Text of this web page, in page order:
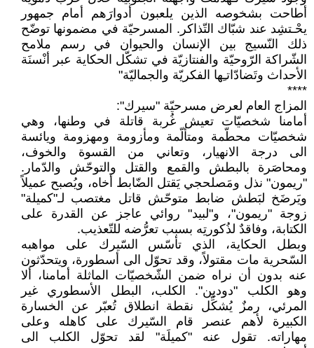
أطاحت بشخوصه الذين يلعبون أدوارَهم أمام جمهور
يحْـتشِد عند شبّاك التّذاكر. المسرحيّة في مضمونها توضّح
ذلك النّسيج بين الإنسان والحيوان في رسم ملامح
الشّراكة الرّوحيّة والفنتازيّة في تشكّل الحكاية عبر أنْسنَة
الأحداث وتَضادّاتـِها الفكريّة والجماليّة"
****
المزاج العام لعرض مسرحيّة "سيرك":
أمامنا شخصيّات تعيش غُربة قاتلة في وطنها، وهي
شخصيّات محطّمة ومتألّمة ومأزومة ومهزومة ويائسة
الى درجة الانهيار، وتعاني من القسوة والخوف،
ومحاصَرة بالبطش والقمع والقتل والتوحّش والدّمار.
"ريمون" نذل ومَصلحجي يَقتل الضّابط أخاه، ويُصبح عميلاً
ويَرضَخ لبَطش ضابط متوحّش قاتل مغتصب لـ"كميلة"
زوجة "ريمون"، و"لبيد" روائي عاجز عن القدرة على
الكتابة، وفاقدٌ لذُكورتِه بسبب تعرُّضه للتّعذيب.
وبطل الحكاية، الذي تأسّس السّيرك على مواهبه
السّحرية مات مقتولاً، وقد تحوّل الى أسطورة، ويتحدّثون
عنه بدون أن نراه ضمن الشّخصيّات الماثلة أمامنا، ألا
وهو الكلب "دودين". الكلب، البطل الأسطوري غير
المرئي، رمزٌ يُشكِّل نقطة انطلاق تُعبّر عن الخسارة
الكبيرة لأهم عنصر قام السّيرك على كاهله وعلى
مهاراته. تقول عنه "كميلَة" لقد تحوّل الكلب الى